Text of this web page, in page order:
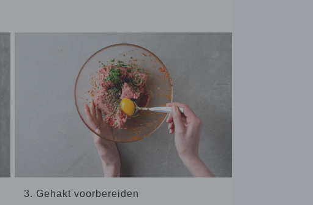
3. Gehakt voorbereiden